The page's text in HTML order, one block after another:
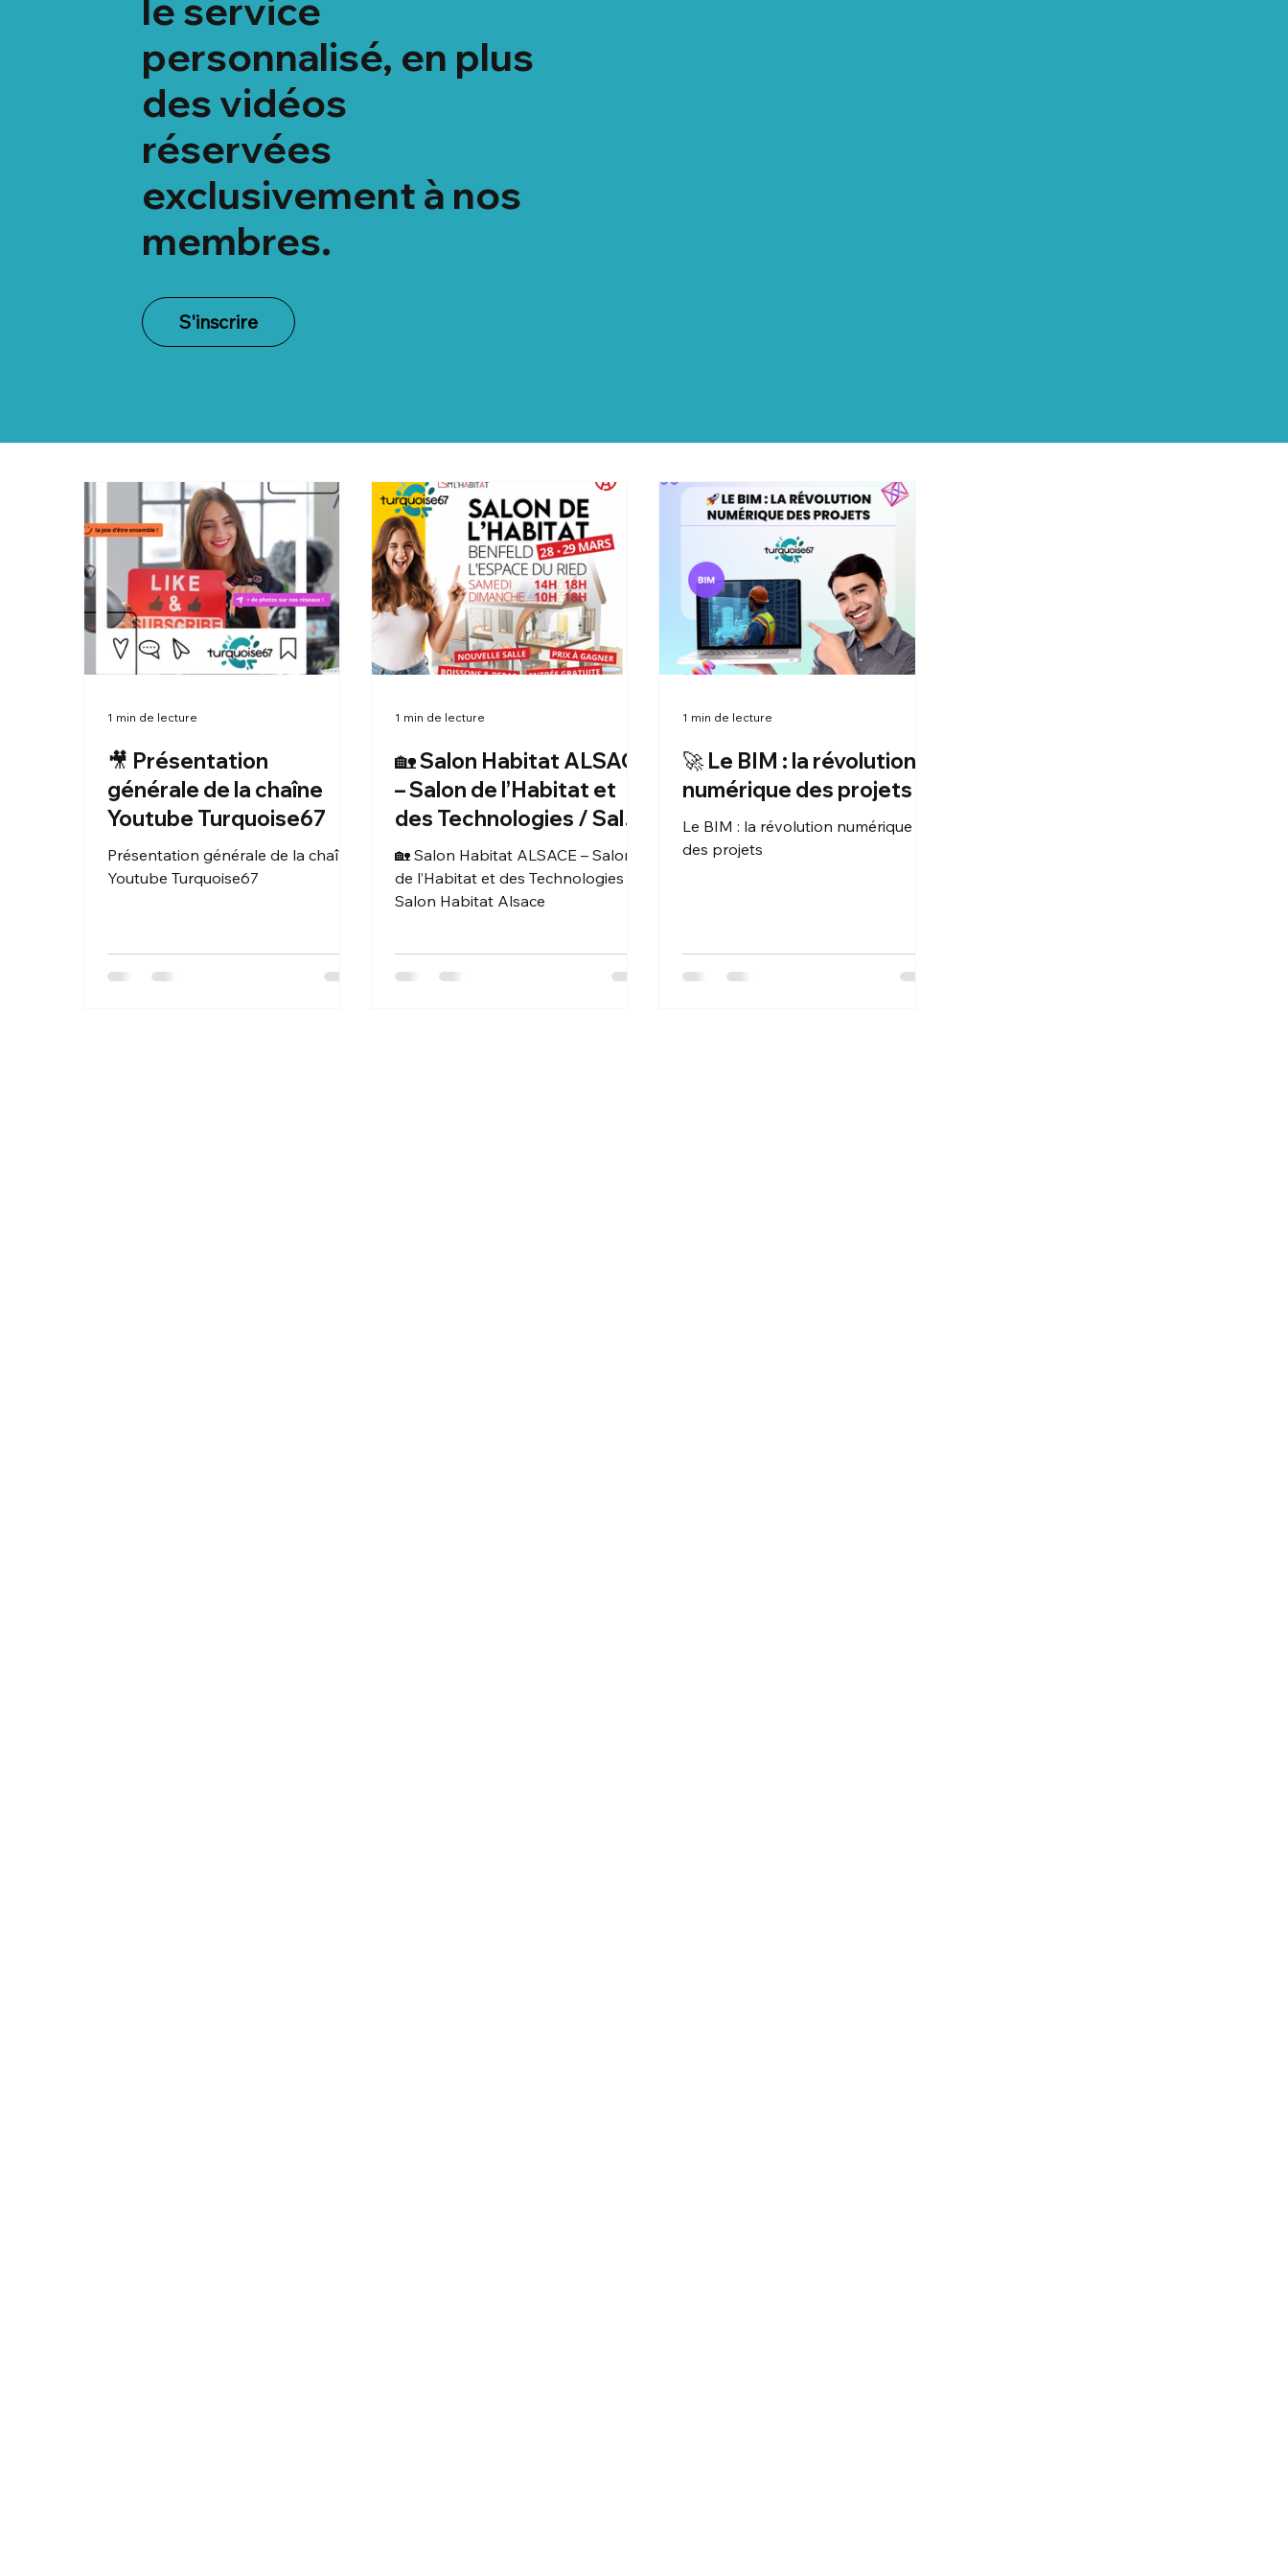
le service
personnalisé, en plus
des vidéos
réservées
exclusivement à nos
membres.
S'inscrire
🎥 Présentation
générale de la chaîne
Youtube Turquoise67
Présentation générale de la chaîne
Youtube Turquoise67
1 min de lecture
🏡 Salon Habitat ALSACE
– Salon de l’Habitat et
des Technologies / Salon
Habitat Alsace
🏡 Salon Habitat ALSACE – Salon
de l’Habitat et des Technologies /
Salon Habitat Alsace
1 min de lecture
🚀 Le BIM : la révolution
numérique des projets
Le BIM : la révolution numérique
des projets
1 min de lecture